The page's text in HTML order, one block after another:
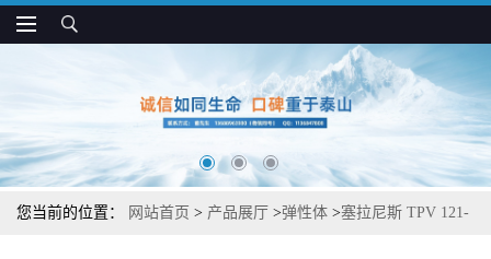
您当前的位置： 网站首页 > 产品展厅 >弹性体 >塞拉尼斯 TPV 121-